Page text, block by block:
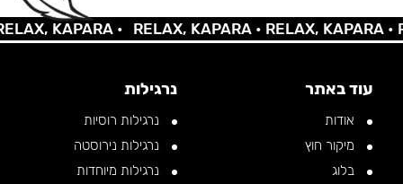
KAPARA • RELAX, KAPARA •RELAX, KAPARA •
עוד באתר
אודות
מיקור חוץ
בלוג
נרגילות
נרגילות רוסיות
נרגילות נירוסטה
נרגילות מיוחדות